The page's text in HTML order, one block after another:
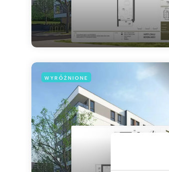
WYRÓŻNIONE